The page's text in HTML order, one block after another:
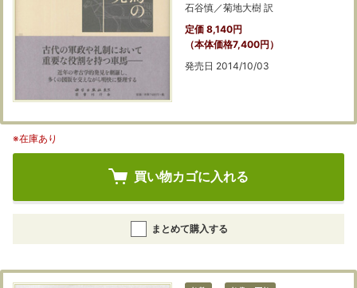
石谷慎／菊地大樹 訳
定価 8,140円
（本体価格7,400円）
発売日 2014/10/03
※在庫あり
買い物カゴに入れる
まとめて購入する